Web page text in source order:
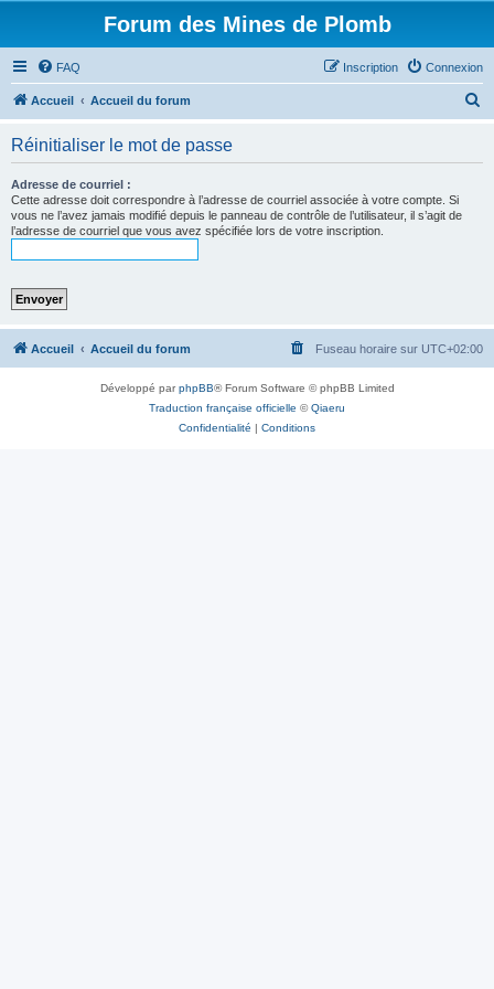
Forum des Mines de Plomb
FAQ Connexion
Inscription
Accueil Accueil du forum
Réinitialiser le mot de passe
Adresse de courriel :
Cette adresse doit correspondre à l’adresse de courriel associée à votre compte. Si
vous ne l’avez jamais modifié depuis le panneau de contrôle de l’utilisateur, il s’agit de
l’adresse de courriel que vous avez spécifiée lors de votre inscription.
Accueil Accueil du forum Fuseau horaire sur UTC+02:00
Développé parphpBB® Forum Software © phpBB Limited
Traduction française officielle ©Qiaeru
Confidentialité | Conditions